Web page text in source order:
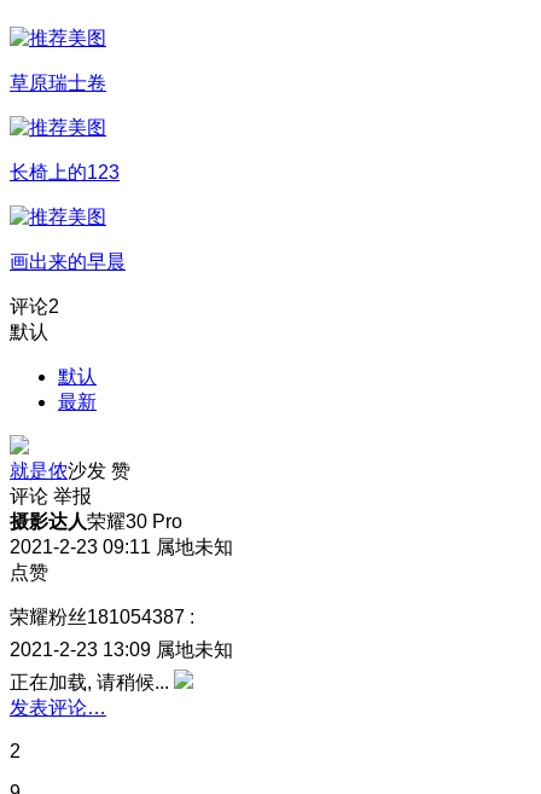
草原瑞士卷
长椅上的123
画出来的早晨
评论2
默认
默认
最新
就是侬沙发 赞
评论 举报
摄影达人荣耀30 Pro
2021-2-23 09:11 属地未知
点赞
荣耀粉丝181054387 :
2021-2-23 13:09 属地未知
正在加载, 请稍候...
发表评论…
2